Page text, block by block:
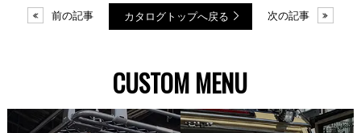
前の記事 カタログトップへ戻る 次の記事
CUSTOM MENU